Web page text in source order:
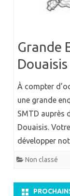
Grande
Douaisis
À compter
une grande
SMTD auprès
Douaisis.
développer
Non classé